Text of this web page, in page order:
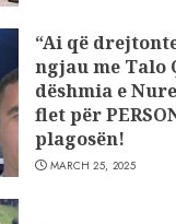
“Ai që
ngjau me Talo
dëshmia e
flet për
plagosën!
MARCH 25, 2025